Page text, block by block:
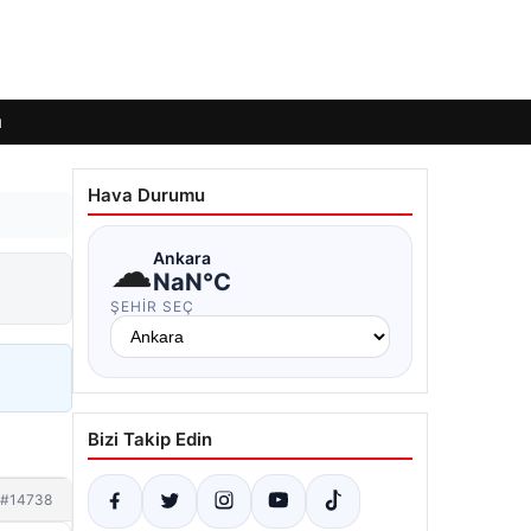
#14738
Hava Durumu
☁Ankara
NaN°C
ŞEHIR SEÇ
Bizi Takip Edin